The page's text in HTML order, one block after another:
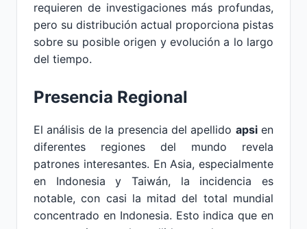
requieren de investigaciones más profundas,
pero su distribución actual proporciona pistas
sobre su posible origen y evolución a lo largo
del tiempo.
Presencia Regional
El análisis de la presencia del apellido apsien
diferentes regiones del mundo revela
patrones interesantes. En Asia, especialmente
en Indonesia y Taiwán, la incidencia es
notable, con casi la mitad del total mundial
concentrado en Indonesia. Esto indica que en